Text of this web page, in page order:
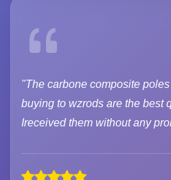
"The carbone composite
buying to wzrods are the best
Ireceived them without any